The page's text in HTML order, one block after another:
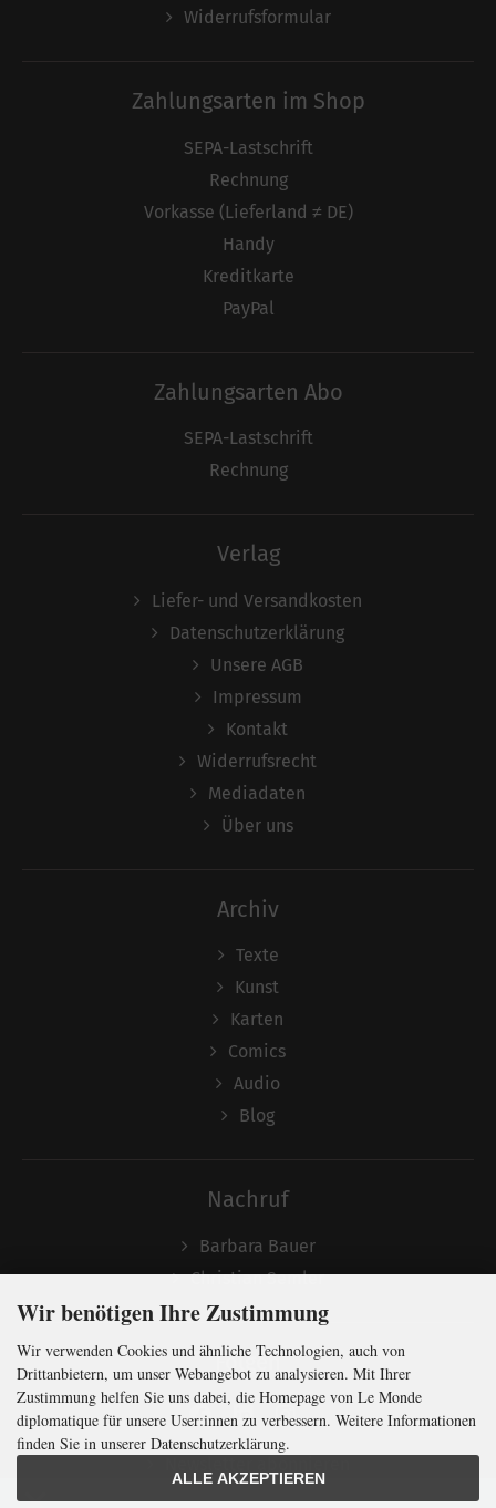
Widerrufsformular
Zahlungsarten im Shop
SEPA-Lastschrift
Rechnung
Vorkasse (Lieferland ≠ DE)
Handy
Kreditkarte
PayPal
Zahlungsarten Abo
SEPA-Lastschrift
Rechnung
Verlag
Liefer- und Versandkosten
Datenschutzerklärung
Unsere AGB
Impressum
Kontakt
Widerrufsrecht
Mediadaten
Über uns
Archiv
Texte
Kunst
Karten
Comics
Audio
Blog
Nachruf
Barbara Bauer
Christian Semler
Folgen
Wir benötigen Ihre Zustimmung
Wir verwenden Cookies und ähnliche Technologien, auch von
Drittanbietern, um unser Webangebot zu analysieren. Mit Ihrer
Zustimmung helfen Sie uns dabei, die Homepage von Le Monde
diplomatique für unsere User:innen zu verbessern. Weitere Informationen
finden Sie in unserer Datenschutzerklärung.
ALLE AKZEPTIEREN